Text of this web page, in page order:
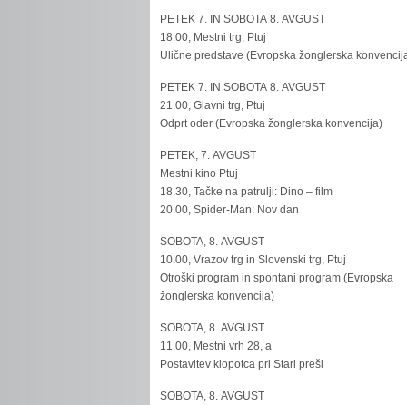
PETEK 7. IN SOBOTA 8. AVGUST
18.00, Mestni trg, Ptuj
Ulične predstave (Evropska žonglerska
PETEK 7. IN SOBOTA 8. AVGUST
21.00, Glavni trg, Ptuj
Odprt oder (Evropska žonglerska konvencija)
PETEK, 7. AVGUST
Mestni kino Ptuj
18.30, Tačke na patrulji: Dino – film
20.00, Spider-Man: Nov dan
SOBOTA, 8. AVGUST
10.00, Vrazov trg in Slovenski trg, Ptuj
Otroški program in spontani program (Evropska
žonglerska konvencija)
SOBOTA, 8. AVGUST
11.00, Mestni vrh 28, a
Postavitev klopotca pri Stari preši
SOBOTA, 8. AVGUST